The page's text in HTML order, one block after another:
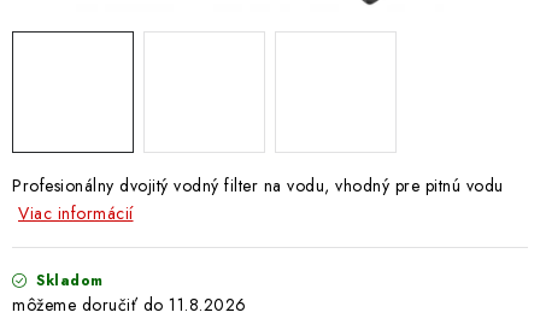
Profesionálny dvojitý vodný filter na vodu, vhodný pre pitnú vodu
Viac informácií
Skladom
11.8.2026